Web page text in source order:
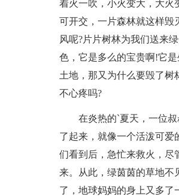
着火一吹，小火变大，大火
可开交，一片森林就这样毁
风呢?片片树林为我们送来
色，它是多么的宝贵啊!它
土地，那又为什么要毁了树
不心疼吗?
在炎热的`夏天，一位
了起来，就像一个活泼可爱
们看到后，急忙来救火，尽
来。从此，绿茵茵的草地不
了，地球妈妈的身上又多了